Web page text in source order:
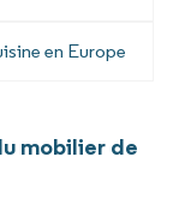
en Europe
mobilier de